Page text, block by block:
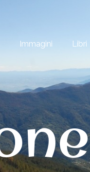
Immagini Libri